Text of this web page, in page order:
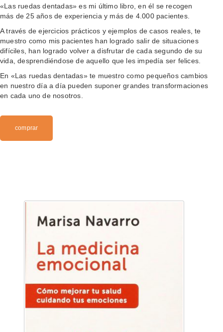
«Las ruedas dentadas» es mi último libro, en él se recogen
más de 25 años de experiencia y más de 4.000 pacientes.
A través de ejercicios prácticos y ejemplos de casos reales, te
muestro como mis pacientes han logrado salir de situaciones
difíciles, han logrado volver a disfrutar de cada segundo de su
vida, desprendiéndose de aquello que les impedía ser felices.
En «Las ruedas dentadas» te muestro como pequeños cambios
en nuestro día a día pueden suponer grandes transformaciones
en cada uno de nosotros.
comprar